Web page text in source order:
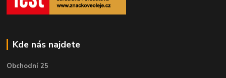
Kde nás najdete
Obchodní 25